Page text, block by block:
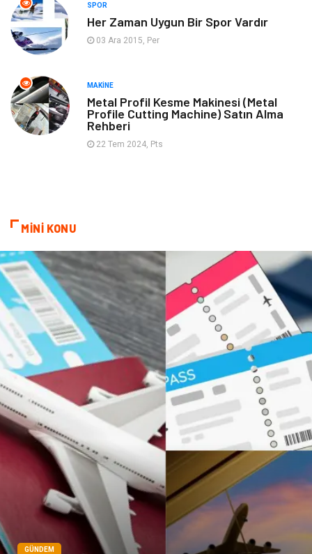
Spor
Turizm
Nakliye
Mobilya Finans Ekonomi
Evlilik Rehberi
Şile Bezi Restaurant
Çocuk Psikolojisi
SPOR
Her Zaman Uygun Bir Spor Vardır
03 Ara 2015, Per
MAKINE
Metal Profil Kesme Makinesi (Metal
Profile Cutting Machine) Satın Alma
Rehberi
22 Tem 2024, Pts
MİNİ KONU
GÜNDEM